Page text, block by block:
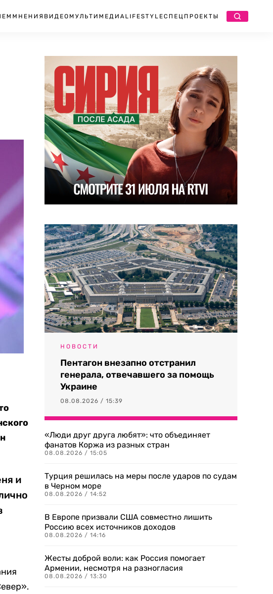
МНЕНИЯ ВИДЕО МУЛЬТИМЕДИА LIFESTYLEСПЕЦПРОЕКТЫ
и
НОВОСТИ
Пентагон внезапно отстранил
генерала, отвечавшего за помощь
Украине
08.08.2026 / 15:39
«Люди друг друга любят»: что объединяет
фанатов Коржа из разных стран
08.08.2026 / 15:05
Турция решилась на меры после ударов по судам
в Черном море
08.08.2026 / 14:52
В Европе призвали США совместно лишить
Россию всех источников доходов
08.08.2026 / 14:16
Жесты доброй воли: как Россия помогает
Армении, несмотря на разногласия
08.08.2026 / 13:30